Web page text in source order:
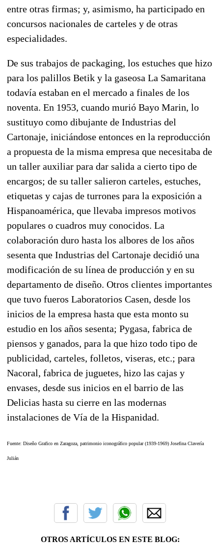
entre otras firmas; y, asimismo, ha participado en
concursos nacionales de carteles y de otras
especialidades.
De sus trabajos de packaging, los estuches que hizo
para los palillos Betik y la gaseosa La Samaritana
todavía estaban en el mercado a finales de los
noventa. En 1953, cuando murió Bayo Marin, lo
sustituyo como dibujante de Industrias del
Cartonaje, iniciándose entonces en la reproducción
a propuesta de la misma empresa que necesitaba de
un taller auxiliar para dar salida a cierto tipo de
encargos; de su taller salieron carteles, estuches,
etiquetas y cajas de turrones para la exposición a
Hispanoamérica, que llevaba impresos motivos
populares o cuadros muy conocidos. La
colaboración duro hasta los albores de los años
sesenta que Industrias del Cartonaje decidió una
modificación de su línea de producción y en su
departamento de diseño. Otros clientes importantes
que tuvo fueros Laboratorios Casen, desde los
inicios de la empresa hasta que esta monto su
estudio en los años sesenta; Pygasa, fabrica de
piensos y ganados, para la que hizo todo tipo de
publicidad, carteles, folletos, viseras, etc.; para
Nacoral, fabrica de juguetes, hizo las cajas y
envases, desde sus inicios en el barrio de las
Delicias hasta su cierre en las modernas
instalaciones de Vía de la Hispanidad.
Fuente: Diseño Grafico en Zaragoza, patrimonio iconográfico popular (1939-1969) Josefina Clavería
Julián
OTROS ARTÍCULOS EN ESTE BLOG: